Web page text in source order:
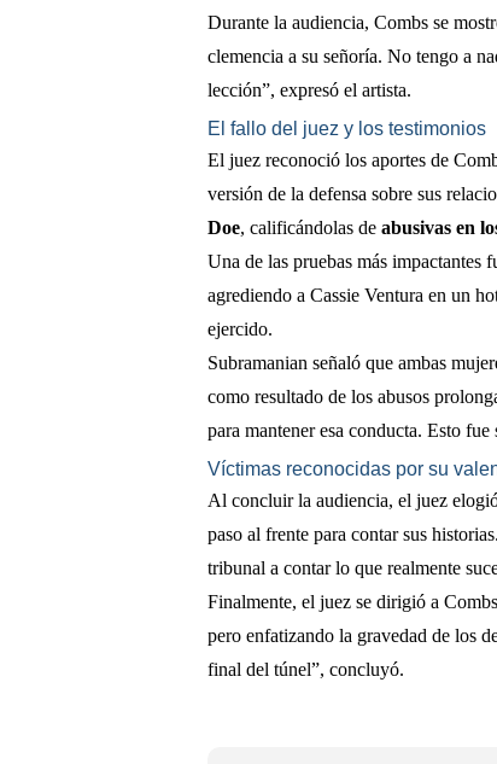
Durante la audiencia, Combs se
clemencia a su señoría. No tengo a
lección”, expresó el artista.
El fallo del juez y los testimonios
El juez reconoció los aportes de
versión de la defensa sobre sus
Doe, calificándolas de abusivas en
Una de las pruebas más
agrediendo a Cassie Ventura en un
ejercido.
Subramanian señaló que ambas
como resultado de los abusos
para mantener esa conducta. Esto
Víctimas reconocidas por su
Al concluir la audiencia, el juez
paso al frente para contar sus
tribunal a contar lo que realmente
Finalmente, el juez se dirigió a
pero enfatizando la gravedad de los
final del túnel”, concluyó.